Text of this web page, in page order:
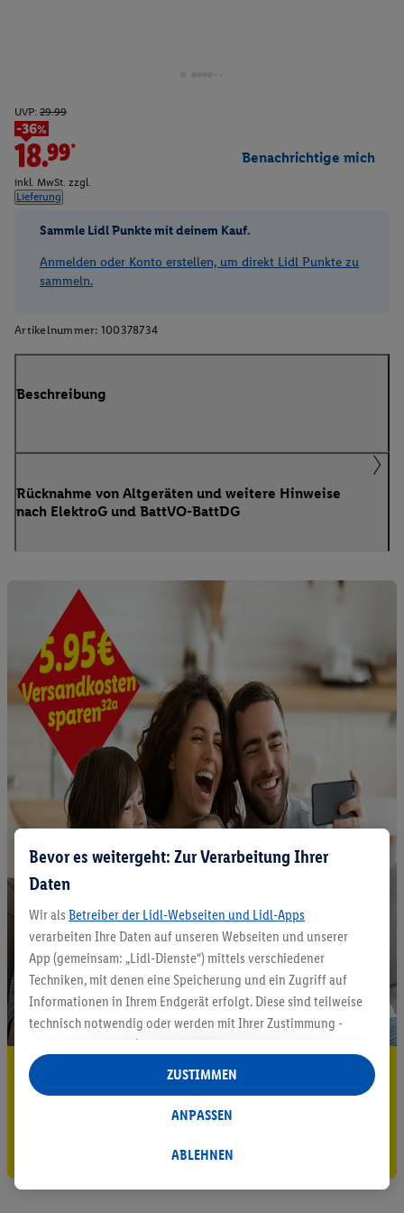
UVP: 29.99
-36%
18.99*
inkl. MwSt. zzgl.
Lieferung
Benachrichtige mich
Sammle Lidl Punkte mit deinem Kauf.
Anmelden oder Konto erstellen, um direkt Lidl Punkte zu
sammeln.
Artikelnummer: 100378734
Beschreibung
Rücknahme von Altgeräten und weitere Hinweise
nach ElektroG und BattVO-BattDG
5.95 € Versand sparen³²ᵃ
Gutschein sichern!
Bevor es weitergeht: Zur Verarbeitung Ihrer
Daten
Wir als Betreiber der Lidl-Webseiten und Lidl-Apps
verarbeiten Ihre Daten auf unseren Webseiten und unserer
App (gemeinsam: „Lidl-Dienste“) mittels verschiedener
Techniken, mit denen eine Speicherung und ein Zugriff auf
Informationen in Ihrem Endgerät erfolgt. Diese sind teilweise
technisch notwendig oder werden mit Ihrer Zustimmung -
auch durch Partner (u.a.
Verantwortliche; im Zusammenhang mit dem IAB TCF
insgesamt
Statistik-Erstellung oder für personalisierte Werbung
Datenverarbeitungen für personalisierte Werbung werden
ABLEHNEN
ANPASSEN
ZUSTIMMEN